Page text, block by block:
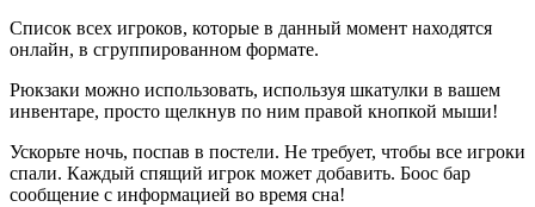
Список всех игроков, которые в данный момент находятся
онлайн, в сгруппированном формате.
Рюкзаки можно использовать, используя шкатулки в вашем
инвентаре, просто щелкнув по ним правой кнопкой мыши!
Ускорьте ночь, поспав в постели. Не требует, чтобы все игроки
спали. Каждый спящий игрок может добавить. Боос бар
сообщение с информацией во время сна!